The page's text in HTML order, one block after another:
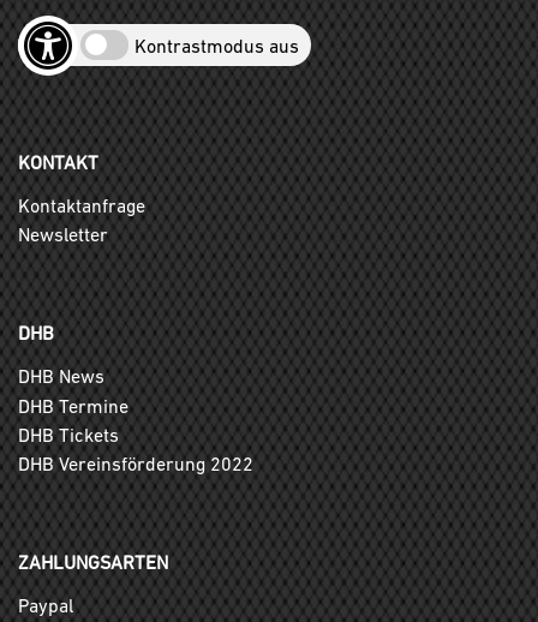
Kontrastmodus aus
KONTAKT
Kontaktanfrage
Newsletter
DHB
DHB News
DHB Termine
DHB Tickets
DHB Vereinsförderung 2022
ZAHLUNGSARTEN
Paypal